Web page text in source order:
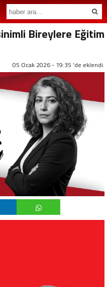
Bireylere Eğitim
05 Ocak 2026 - 19:35 'de eklendi.